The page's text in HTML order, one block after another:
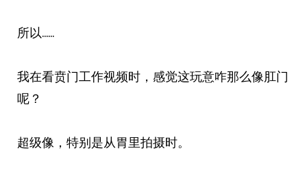
所以……
我在看贲门工作视频时，感觉这玩意咋那么像肛门
呢？
超级像，特别是从胃里拍摄时。